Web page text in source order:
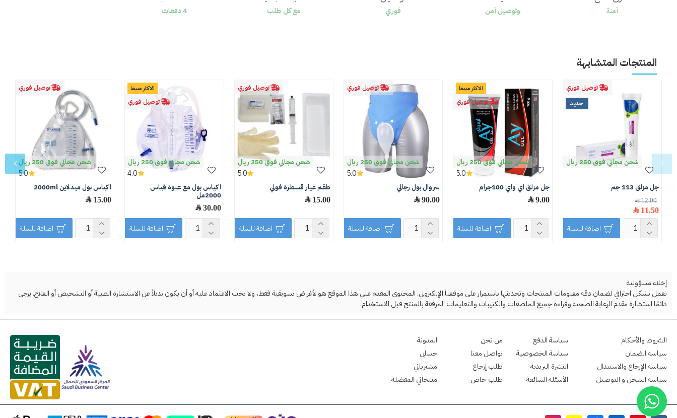
آمنة وتوصيل آمن فوري مع كل طلب 4 دفعات
المنتجات المتشابهة
جديد
توصيل فوري
شحن مجاني فوق 250 ريال
جل مزلق 113 جم
11.50 ﷼
12.00 ﷼
اضافة للسلة
الاكثر مبيعا
توصيل فوري
شحن مجاني فوق 250 ريال
جل مزلق اي واي 100جرام
9.00 ﷼
5.0
اضافة للسلة
توصيل فوري
شحن مجاني فوق 250 ريال
سروال بول رجالي
90.00 ﷼
5.0
اضافة للسلة
توصيل فوري
شحن مجاني فوق 250 ريال
طقم غيار قسطرة فولي
15.00 ﷼
5.0
اضافة للسلة
الاكثر مبيعا
توصيل فوري
شحن مجاني فوق 250 ريال
اكياس بول مع عبوة قياس
2000مل
30.00 ﷼
4.0
اضافة للسلة
توصيل فوري
شحن مجاني فوق 250 ريال
اكياس بول ميدلاين 2000ml
15.00 ﷼
5.0
اضافة للسلة
إخلاء مسؤولية
نعمل بشكل احترافي لضمان دقة معلومات المنتجات وتحديثها باستمرار على موقعنا الإلكتروني. المحتوى المقدم على هذا الموقع هو لأغراض تسويقية فقط، ولا يجب الاعتماد عليه أو أن يكون بديلاً عن الاستشارة الطبية أو التشخيص أو العلاج. يرجى
دائمًا استشارة مقدم الرعاية الصحية وقراءة جميع الملصقات والكتيبات والتعليمات المرفقة بالمنتج قبل الاستخدام.
الشروط والأحكام
سياسة الضمان
سياسة الإرجاع والاستبدال
سياسة الشحن و التوصيل
سياسة الدفع
سياسة الخصوصية
النشرة البريدية
الأسئلة الشائعة
من نحن
تواصل معنا
طلب إرجاع
طلب خاص
المدونة
حسابي
مشترياتي
منتجاتي المفضلة